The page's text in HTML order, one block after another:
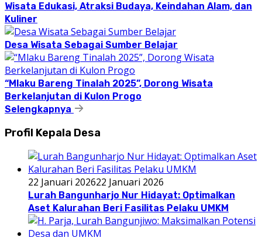
Wisata Edukasi, Atraksi Budaya, Keindahan Alam, dan
Kuliner
Desa Wisata Sebagai Sumber Belajar
“Mlaku Bareng Tinalah 2025”, Dorong Wisata
Berkelanjutan di Kulon Progo
Selengkapnya
Profil Kepala Desa
22 Januari 202622 Januari 2026
Lurah Bangunharjo Nur Hidayat: Optimalkan
Aset Kalurahan Beri Fasilitas Pelaku UMKM